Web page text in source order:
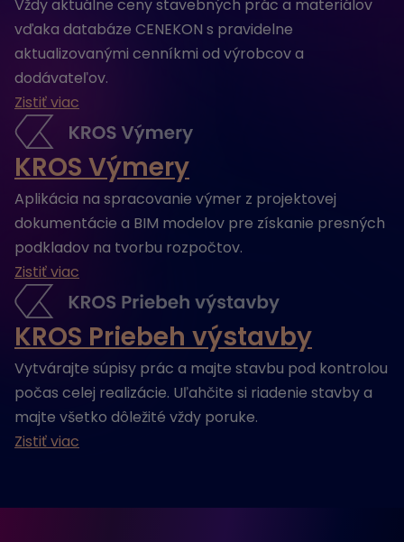
Vždy aktuálne ceny stavebných prác a materiálov
vďaka databáze CENEKON s pravidelne
aktualizovanými cenníkmi od výrobcov a
dodávateľov.
Zistiť viac
KROS Výmery
Aplikácia na spracovanie výmer z projektovej
dokumentácie a BIM modelov pre získanie presných
podkladov na tvorbu rozpočtov.
Zistiť viac
KROS Priebeh výstavby
Vytvárajte súpisy prác a majte stavbu pod kontrolou
počas celej realizácie. Uľahčite si riadenie stavby a
majte všetko dôležité vždy poruke.
Zistiť viac